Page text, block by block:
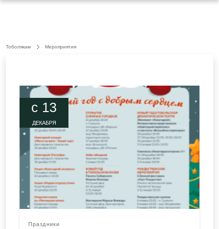
Тоболякам Мероприятия
c 13
ДЕКАБРЯ
Праздники